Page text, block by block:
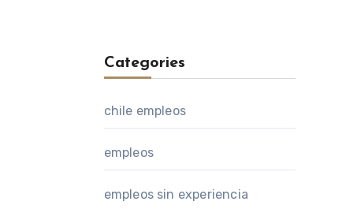
Categories
chile empleos
empleos
empleos sin experiencia